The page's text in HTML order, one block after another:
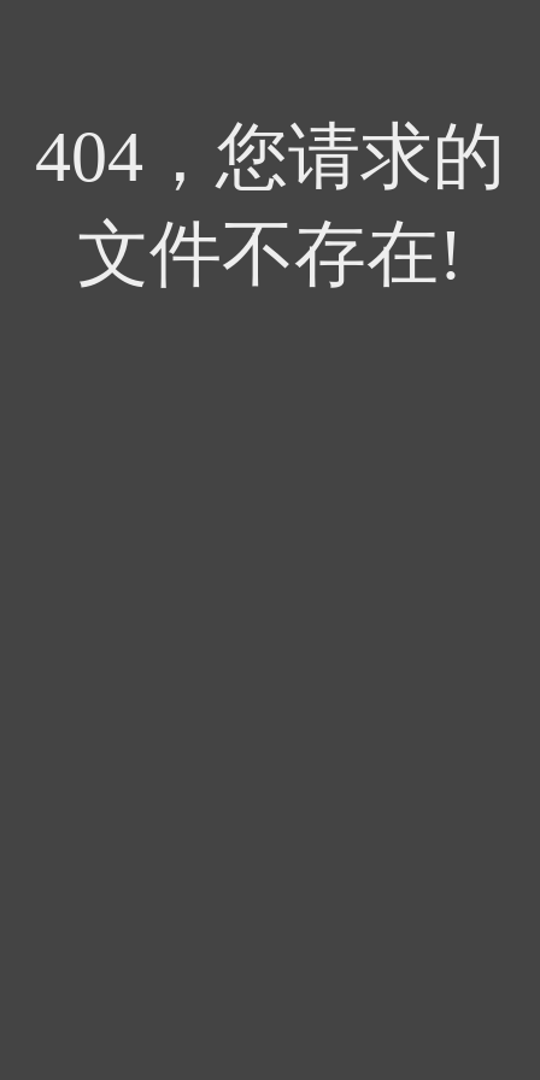
404，您请求的
文件不存在!